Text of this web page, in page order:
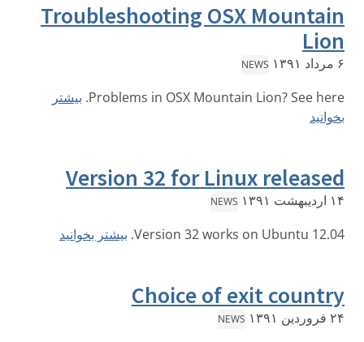
Troubleshooting OSX Mountain
Lion
۶ مرداد ۱۳۹۱ NEWS
Problems in OSX Mountain Lion? See here. بیشتر
بخوانید
Version 32 for Linux released
۱۴ اردیبهشت ۱۳۹۱ NEWS
Version 32 works on Ubuntu 12.04. بیشتر بخوانید
Choice of exit country
۲۴ فروردین ۱۳۹۱ NEWS